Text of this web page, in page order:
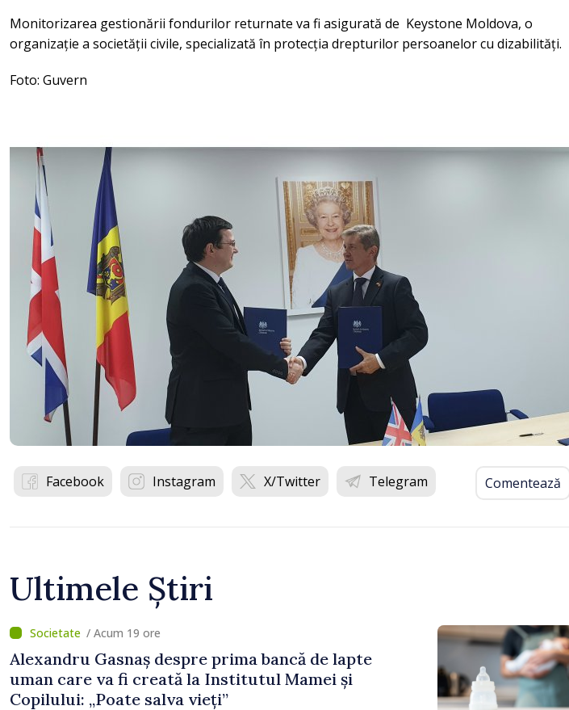
Monitorizarea gestionării fondurilor returnate va fi asigurată de Keystone Moldova, o
organizație a societății civile, specializată în protecția drepturilor persoanelor cu dizabilități.
Foto: Guvern
Facebook Instagram X/Twitter Telegram Comentează
Ultimele Știri
/ Acum 19 ore
Alexandru Gasnaș despre prima bancă de lapte
uman care va fi creată la Institutul Mamei și
Copilului: „Poate salva vieți”